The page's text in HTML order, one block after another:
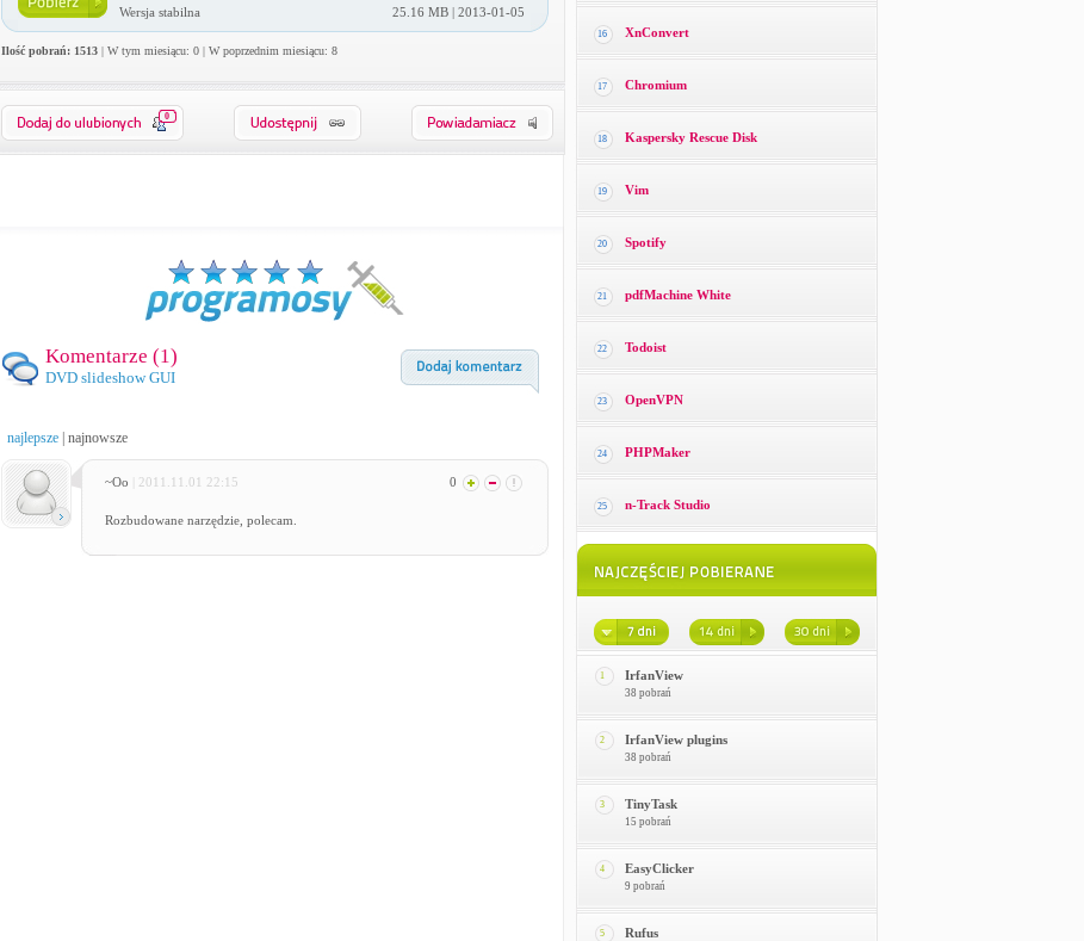
Wersja stabilna 25.16 MB | 2013-01-05
Ilość pobrań: 1513| W tym miesiącu: 0 | W poprzednim miesiącu: 8
0
Komentarze (1)
DVD slideshow GUI
najlepsze| najnowsze
~Oo | 2011.11.01 22:15 0
Rozbudowane narzędzie, polecam.
16 XnConvert
17 Chromium
18 Kaspersky Rescue Disk
19 Vim
20 Spotify
21 pdfMachine White
22 Todoist
23 OpenVPN
24 PHPMaker
25 n-Track Studio
1 IrfanView
38 pobrań
2 IrfanView plugins
38 pobrań
3 TinyTask
15 pobrań
4 EasyClicker
9 pobrań
5 Rufus